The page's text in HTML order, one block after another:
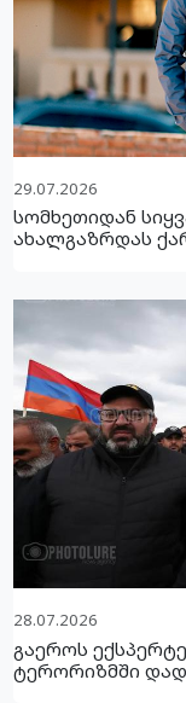
29.07.2026
სომხეთიდან
ახალგაზრდას
28.07.2026
გაეროს
ტერორიზმში